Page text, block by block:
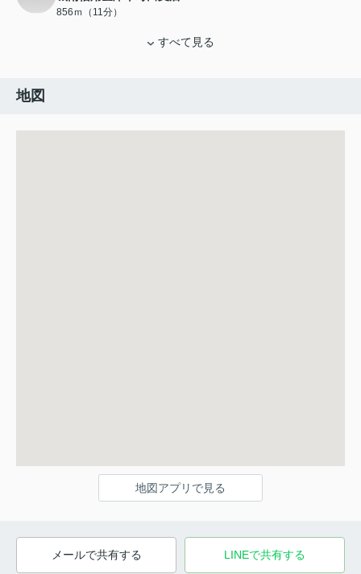
856ｍ（11分）
すべて見る
地図
地図アプリで見る
メールで共有する LINEで共有する